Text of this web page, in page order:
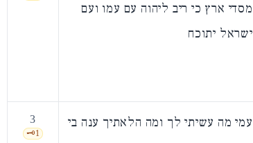
מסדי ארץ כי ריב ליהוה עם עמו ועם
ישראל יתוכח
3
🗝️1
עמי מה עשיתי לך ומה הלאתיך ענה בי